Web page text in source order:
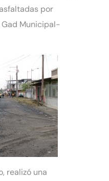
por
Municipal-
realizó una